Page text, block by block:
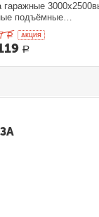
гаражные
подъёмные
Р AКЦИЯ
Р